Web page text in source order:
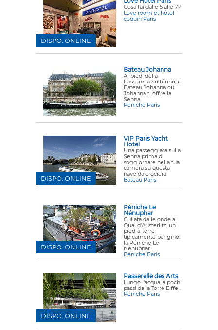
Cosa fai dalle 5 alle 7?
Love room et hôtel
coquin Paris
DISPO. ONLINE
Bateau Johanna
Ai piedi della
Passerella Solférino, il
Bateau Johanna ou
Johanna ti offre la
Senna.
Péniche Paris
VIP Paris Yacht
Hotel
Una passeggiata sulla
Senna prima di
soggiornare nella tua
camera su questa
nave da crociera.
Bateau Paris
DISPO. ONLINE
Péniche Le
Nénuphar
Cullata dalle onde al
Quai d'Austerlitz, un
pied-à-terre
tipicamente parigino:
la Péniche Le
Nénuphar.
Péniche Paris
DISPO. ONLINE
Passerelle des Arts
Lungo l'acqua, a pochi
passi dalla Torre Eiffel.
Péniche Paris
DISPO. ONLINE